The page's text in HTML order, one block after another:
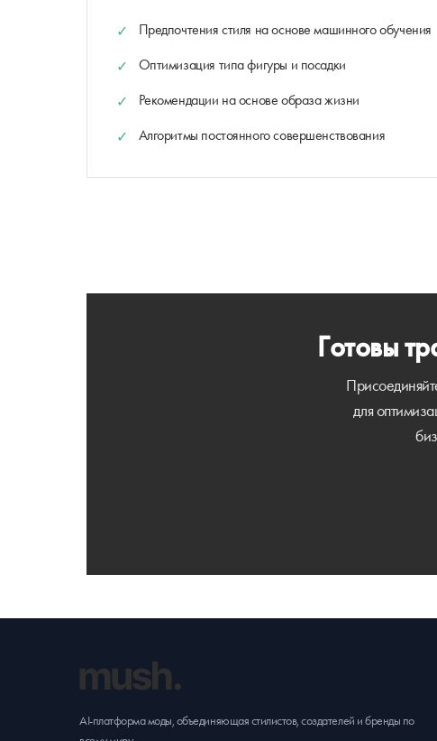
Предпочтения стиля на основе машинного обучения
Оптимизация типа фигуры и посадки
Рекомендации на основе образа жизни
Алгоритмы постоянного совершенствования
Готовы
для
AI-платформа моды, объединяющая стилистов, создателей и бренды по